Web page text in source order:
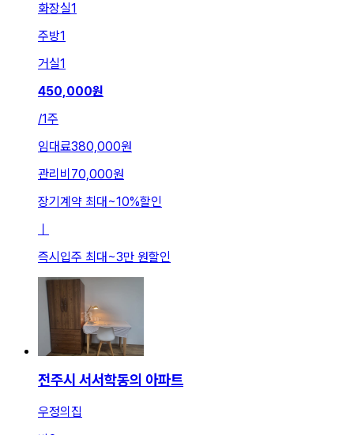
화장실1
주방1
거실1
450,000원
/1주
임대료380,000원
관리비 70,000원
장기계약 최대 ~10%할인
즉시입주 최대 ~3만 원할인
전주시 서서학동의 아파트
우정의집